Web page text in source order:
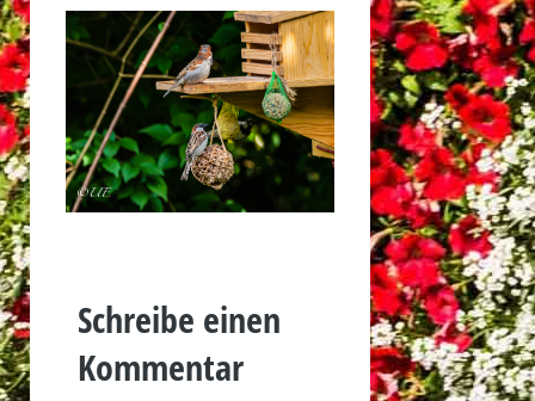
Schreibe einen
Kommentar